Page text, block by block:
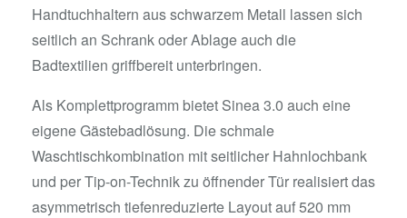
Handtuchhaltern aus schwarzem Metall lassen sich
seitlich an Schrank oder Ablage auch die
Badtextilien griffbereit unterbringen.
Als Komplettprogramm bietet Sinea 3.0 auch eine
eigene Gästebadlösung. Die schmale
Waschtischkombination mit seitlicher Hahnlochbank
und per Tip-on-Technik zu öffnender Tür realisiert das
asymmetrisch tiefenreduzierte Layout auf 520 mm